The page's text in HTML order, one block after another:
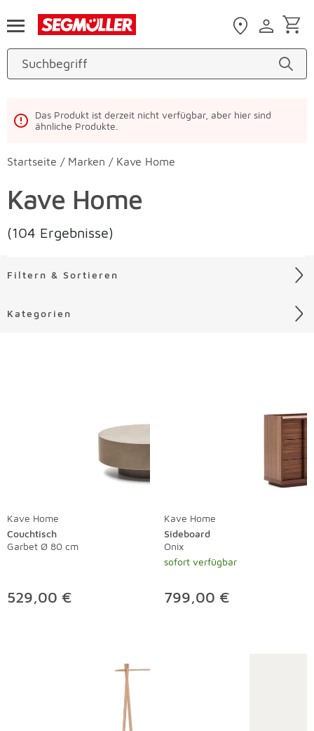
Das Produkt ist derzeit nicht verfügbar, aber hier sind
ähnliche Produkte.
Startseite / Marken / Kave Home
Kave Home
(104 Ergebnisse)
Filtern & Sortieren
Kategorien
Kave Home
Couchtisch
Garbet Ø 80 cm
529,00 €
Kave Home
Sideboard
Onix
sofort verfügbar
799,00 €